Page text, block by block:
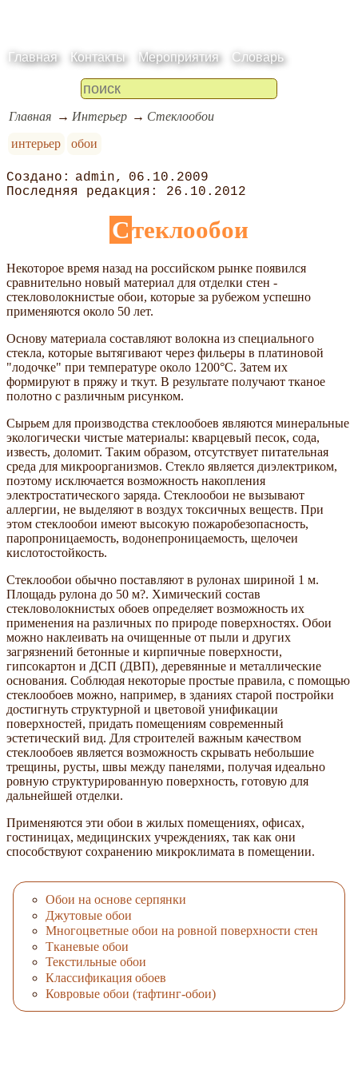
Главная Контакты Мероприятия Словарь
Главная Интерьер
Стеклообои
интерьер
обои
admin
06.10.2009
26.10.2012
Стеклообои
Некоторое время назад на российском рынке появился
сравнительно новый материал для отделки стен -
стекловолокнистые обои, которые за рубежом успешно
применяются около 50 лет.
Основу материала составляют волокна из специального
стекла, которые вытягивают через фильеры в платиновой
"лодочке" при температуре около 1200°С. Затем их
формируют в пряжу и ткут. В результате получают тканое
полотно с различным рисунком.
Сырьем для производства стеклообоев являются минеральные
экологически чистые материалы: кварцевый песок, сода,
известь, доломит. Таким образом, отсутствует питательная
среда для микроорганизмов. Стекло является диэлектриком,
поэтому исключается возможность накопления
электростатического заряда. Стеклообои не вызывают
аллергии, не выделяют в воздух токсичных веществ. При
этом стеклообои имеют высокую пожаробезопасность,
паропроницаемость, водонепроницаемость, щелочеи
кислотостойкость.
Стеклообои обычно поставляют в рулонах шириной 1 м.
Площадь рулона до 50 м?. Химический состав
стекловолокнистых обоев определяет возможность их
применения на различных по природе поверхностях. Обои
можно наклеивать на очищенные от пыли и других
загрязнений бетонные и кирпичные поверхности,
гипсокартон и ДСП (ДВП), деревянные и металлические
основания. Соблюдая некоторые простые правила, с помощью
стеклообоев можно, например, в зданиях старой постройки
достигнуть структурной и цветовой унификации
поверхностей, придать помещениям современный
эстетический вид. Для строителей важным качеством
стеклообоев является возможность скрывать небольшие
трещины, русты, швы между панелями, получая идеально
ровную структурированную поверхность, готовую для
дальнейшей отделки.
Применяются эти обои в жилых помещениях, офисах,
гостиницах, медицинских учреждениях, так как они
способствуют сохранению микроклимата в помещении.
Обои на основе серпянки
Джутовые обои
Многоцветные обои на ровной поверхности стен
Тканевые обои
Текстильные обои
Классификация обоев
Ковровые обои (тафтинг-обои)